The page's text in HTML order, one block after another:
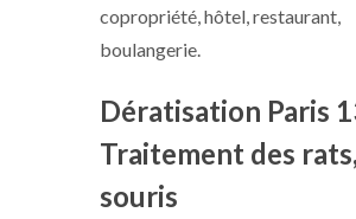
copropriété, hôtel, restaurant,
boulangerie.
Dératisation Paris
Traitement des rats,
souris